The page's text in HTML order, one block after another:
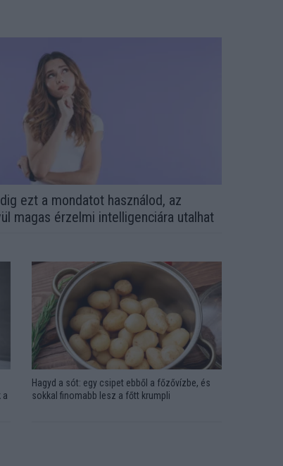
ezt a mondatot használod, az
magas érzelmi intelligenciára utalhat
a
Hagyd a sót: egy csipet ebből a főzővízbe, és
sokkal finomabb lesz a főtt krumpli